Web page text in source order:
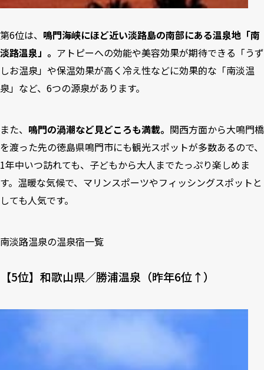
第6位は、 鳴門海峡にほど近い淡路島の南部にある温泉地「南
淡路温泉」。 アトピーへの効能や美容効果が期待できる「うず
しお温泉」や保温効果が高く冷え性などに効果的な「南淡温
泉」など、6つの源泉があります。
また、 鳴門の渦潮など見どころも満載。 関西方面から大鳴門橋
を渡った先の徳島県鳴門市にも観光スポットが多数あるので、
1年中いつ訪れても、子どもから大人までたっぷり楽しめま
す。温暖な気候で、マリンスポーツやフィッシングスポットと
しても人気です。
南淡路温泉の温泉宿一覧
【5位】和歌山県／勝浦温泉（昨年6位↑）